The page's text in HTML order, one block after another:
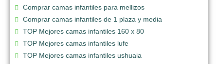
Comprar camas infantiles para mellizos
Comprar camas infantiles de 1 plaza y media
TOP Mejores camas infantiles 160 x 80
TOP Mejores camas infantiles lufe
TOP Mejores camas infantiles ushuaia